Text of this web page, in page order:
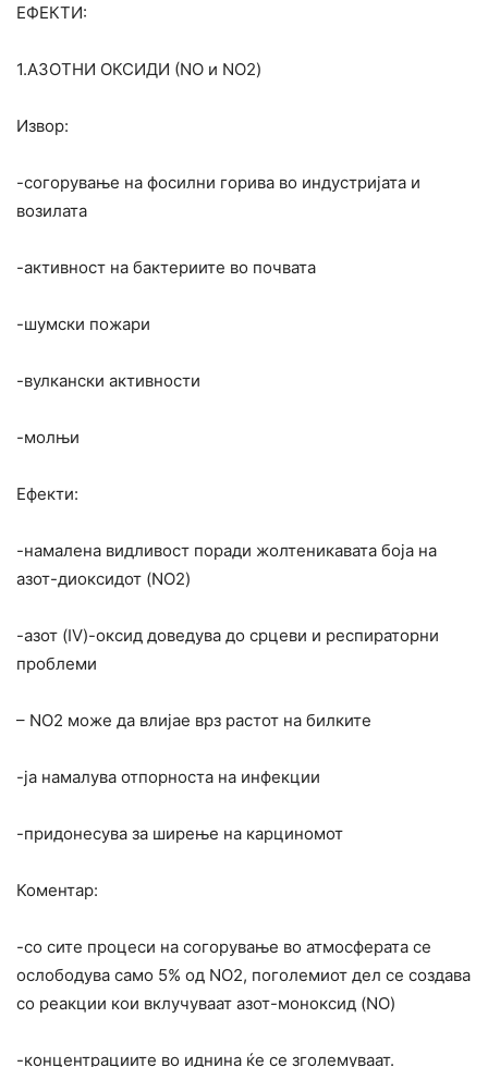
ЕФЕКТИ:
1.АЗОТНИ ОКСИДИ (NO и NO2)
Извор:
-согорување на фосилни горива во индустријата и
возилата
-активност на бактериите во почвата
-шумски пожари
-вулкански активности
-молњи
Ефекти:
-намалена видливост поради жолтеникавата боја на
азот-диоксидот (NO2)
-азот (IV)-оксид доведува до срцеви и респираторни
проблеми
– NO2 може да влијае врз растот на билките
-ја намалува отпорноста на инфекции
-придонесува за ширење на карциномот
Коментар:
-со сите процеси на согорување во атмосферата се
ослободува само 5% од NO2, поголемиот дел се создава
со реакции кои вклучуваат азот-моноксид (NO)
-концентрациите во иднина ќе се зголемуваат.